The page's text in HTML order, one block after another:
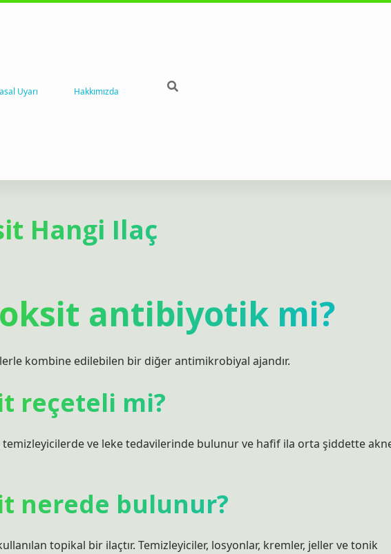
Uyarı Hakkımızda
Hangi Ilaç
antibiyotik mi?
kombine edilebilen bir diğer antimikrobiyal ajandır.
reçeteli mi?
temizleyicilerde ve leke tedavilerinde bulunur ve hafif ila orta şiddette
nerede bulunur?
topikal bir ilaçtır. Temizleyiciler, losyonlar, kremler, jeller ve tonik